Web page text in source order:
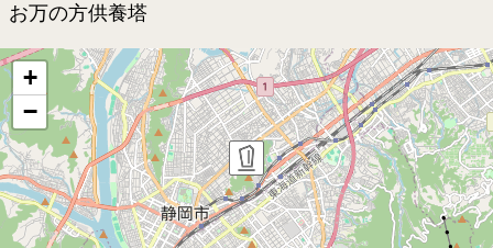
お万の方供養塔
+
−